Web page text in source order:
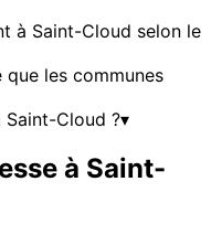
à Saint-Cloud selon le
les communes
Saint-Cloud ?▾
à Saint-